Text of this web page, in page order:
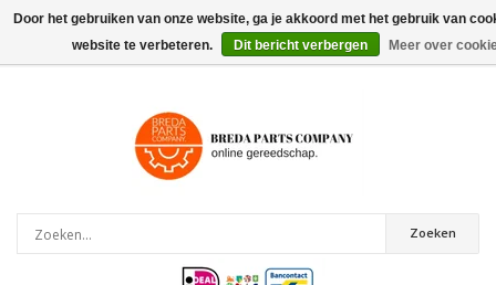
0artikelen
Zoeken
Door het gebruiken van onze website, ga je akkoord met het gebruik van
website te verbeteren.
Dit bericht verbergen Meer over